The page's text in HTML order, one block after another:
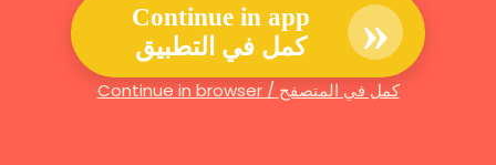
Continue in app
كمل في التطبيق
»
Continue in browser / كمل في المتصفح